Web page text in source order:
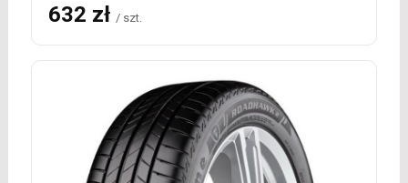
632 zł / szt.